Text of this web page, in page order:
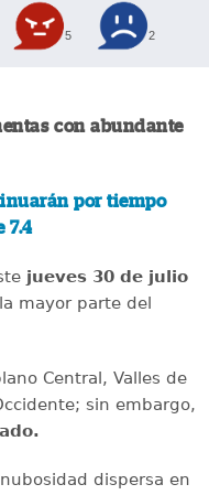
5 2
con abundante
por tiempo
7.4
jueves 30 de julio
mayor parte del
Central, Valles de
sin embargo,
dispersa en